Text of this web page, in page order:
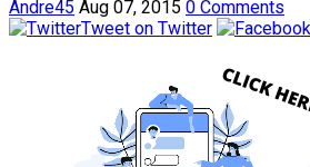
Andre45 Aug 07, 2015 0 Comments
Tweet on Twitter